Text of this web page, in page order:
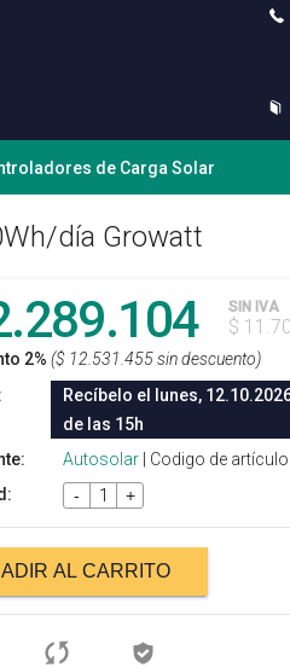
de Carga Solar
día Growatt
SIN IVA
$
2% ($ 12.531.455 sin descuento)
Recíbelo el lunes,
de las 15h
Autosolar | Codigo de
- +
AL CARRITO